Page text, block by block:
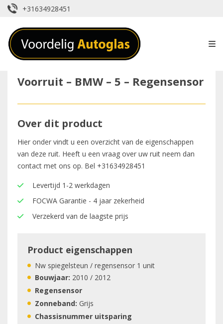
+31634928451
Voorruit – BMW – 5 – Regensensor
Over dit product
Hier onder vindt u een overzicht van de eigenschappen
van deze ruit. Heeft u een vraag over uw ruit neem dan
contact met ons op. Bel +31634928451
Levertijd 1-2 werkdagen
FOCWA Garantie - 4 jaar zekerheid
Verzekerd van de laagste prijs
Product eigenschappen
Nw spiegelsteun / regensensor 1 unit
Bouwjaar: 2010 / 2012
Regensensor
Zonneband: Grijs
Chassisnummer uitsparing